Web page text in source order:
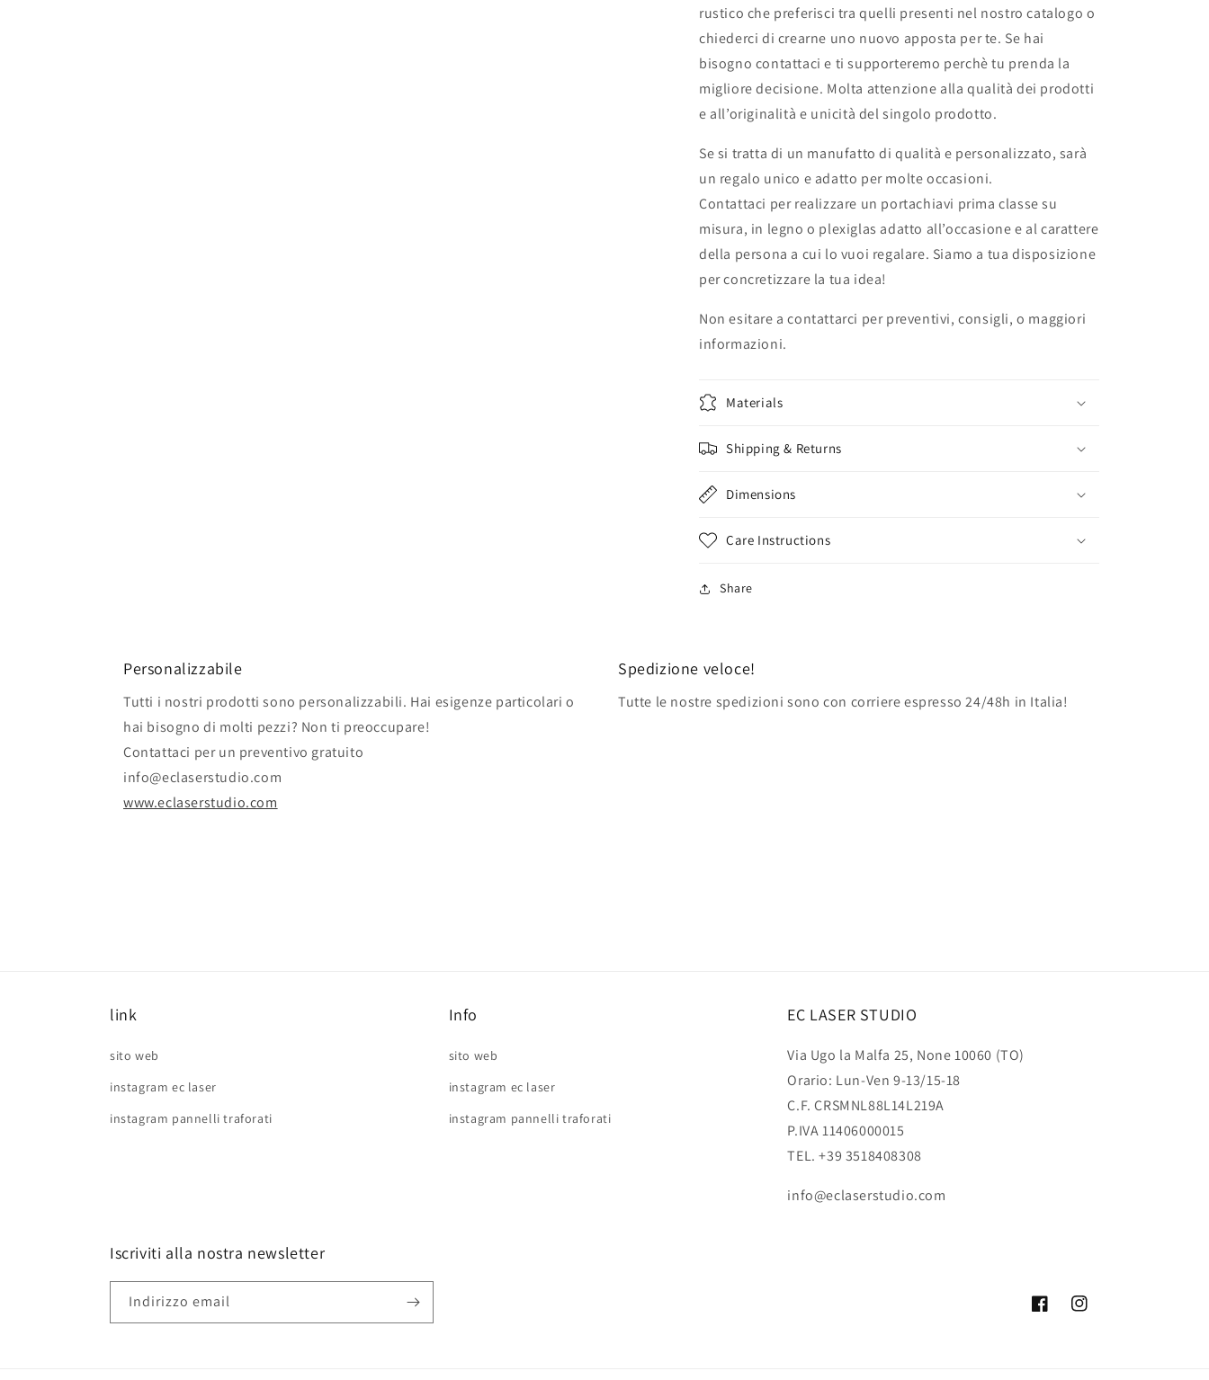
rustico che preferisci tra quelli presenti nel nostro catalogo o
chiederci di crearne uno nuovo apposta per te. Se hai
bisogno contattaci e ti supporteremo perchè tu prenda la
migliore decisione. Molta attenzione alla qualità dei prodotti
e all’originalità e unicità del singolo prodotto.
Se si tratta di un manufatto di qualità e personalizzato, sarà
un regalo unico e adatto per molte occasioni.
Contattaci per realizzare un portachiavi prima classe su
misura, in legno o plexiglas adatto all’occasione e al carattere
della persona a cui lo vuoi regalare. Siamo a tua disposizione
per concretizzare la tua idea!
Non esitare a contattarci per preventivi, consigli, o maggiori
informazioni.
Materials
Shipping & Returns
Dimensions
Care Instructions
Share
Personalizzabile
Tutti i nostri prodotti sono personalizzabili. Hai esigenze particolari o
hai bisogno di molti pezzi? Non ti preoccupare!
Contattaci per un preventivo gratuito
info@eclaserstudio.com
www.eclaserstudio.com
Spedizione veloce!
Tutte le nostre spedizioni sono con corriere espresso 24/48h in Italia!
link
sito web
instagram ec laser
instagram pannelli traforati
Info
sito web
instagram ec laser
instagram pannelli traforati
EC LASER STUDIO
Via Ugo la Malfa 25, None 10060 (TO)
Orario: Lun-Ven 9-13/15-18
C.F. CRSMNL88L14L219A
P.IVA 11406000015
TEL. +39 3518408308
info@eclaserstudio.com
Iscriviti alla nostra newsletter
Indirizzo email
FacebookInstagram